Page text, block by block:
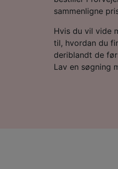
sammenligne
Hvis du vil vide
til, hvordan du
deriblandt de
Lav en søgning